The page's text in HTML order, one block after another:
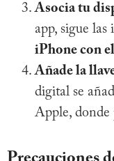
Asocia tu
app, sigue las
iPhone con
Añade la
digital se
Apple, donde